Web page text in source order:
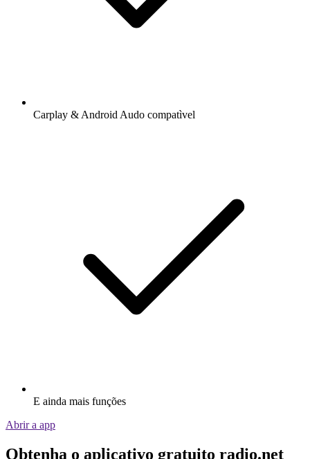
Carplay & Android Audo compatìvel
E ainda mais funções
Abrir a app
Obtenha o aplicativo gratuito radio.net